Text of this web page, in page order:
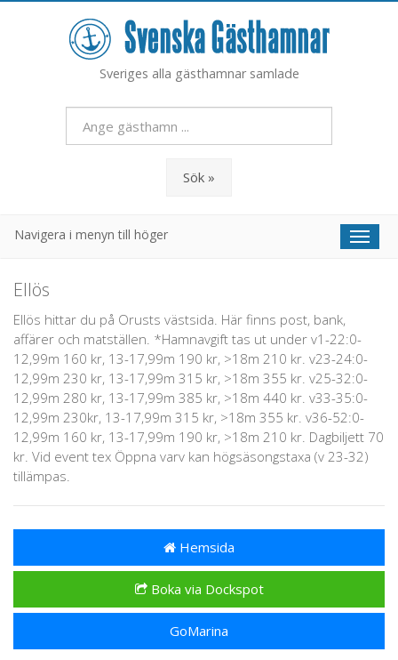
Sveriges alla gästhamnar samlade
Sök »
Navigera i menyn till höger
Toggle
Ellös
Ellös hittar du på Orusts västsida. Här finns post, bank,
affärer och matställen. *Hamnavgift tas ut under v1-22:0-
12,99m 160 kr, 13-17,99m 190 kr, >18m 210 kr. v23-24:0-
12,99m 230 kr, 13-17,99m 315 kr, >18m 355 kr. v25-32:0-
12,99m 280 kr, 13-17,99m 385 kr, >18m 440 kr. v33-35:0-
12,99m 230kr, 13-17,99m 315 kr, >18m 355 kr. v36-52:0-
12,99m 160 kr, 13-17,99m 190 kr, >18m 210 kr. Dagbiljett 70
kr. Vid event tex Öppna varv kan högsäsongstaxa (v 23-32)
tillämpas.
Hemsida
Boka via Dockspot
GoMarina